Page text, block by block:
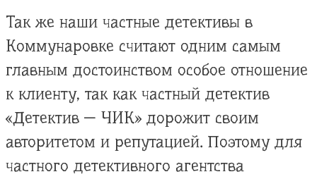
Так же наши частные детективы в
Коммунаровке считают одним самым
главным достоинством особое отношение
к клиенту, так как частный детектив
«Детектив — ЧИК» дорожит своим
авторитетом и репутацией. Поэтому для
частного детективного агентства